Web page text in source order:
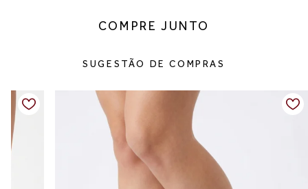
design clean e acabamento elegante, o modelo traz um visual
estilo clássico do mocassim, enquanto o solado leve garante
estabilidade e praticidade para acompanhar a rotina com conforto.
Perfeito para usar com alfaiataria, jeans, vestidos ou looks mais
leves, é uma peça curinga para quem busca elegância sem esforço.
COMPRE JUNTO
SUGESTÃO DE COMPRAS